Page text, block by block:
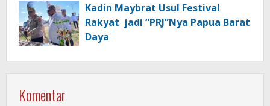
Kadin Maybrat Usul Festival
Rakyat jadi “PRJ”Nya Papua Barat
Daya
Komentar